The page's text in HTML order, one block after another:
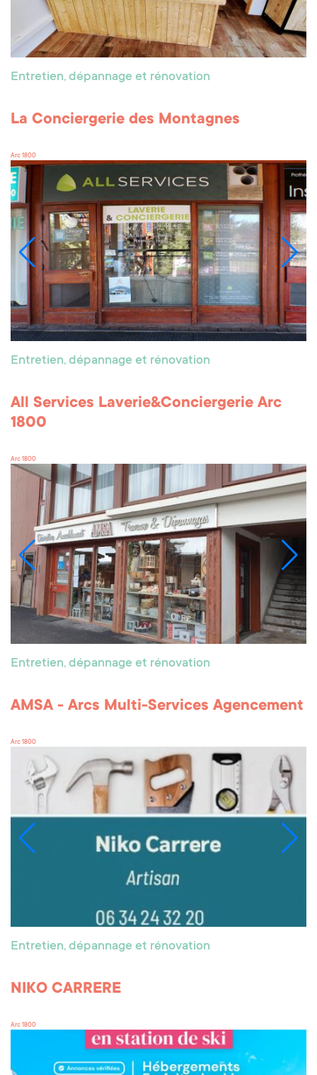
Entretien, dépannage et rénovation
La Conciergerie des Montagnes
Arc 1800
Entretien, dépannage et rénovation
All Services Laverie&Conciergerie Arc
1800
Arc 1800
Entretien, dépannage et rénovation
AMSA - Arcs Multi-Services Agencement
Arc 1800
Entretien, dépannage et rénovation
NIKO CARRERE
Arc 1800